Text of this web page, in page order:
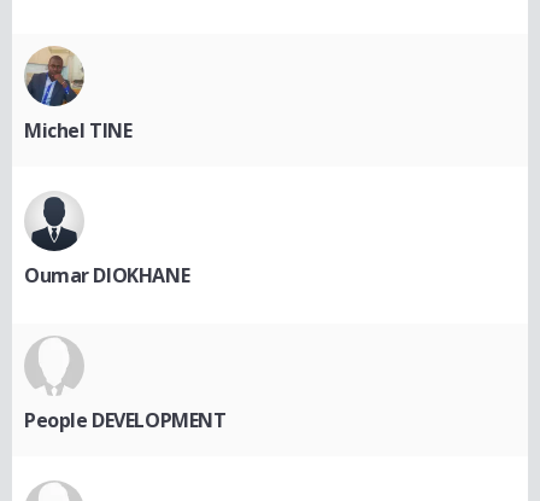
Michel TINE
Oumar DIOKHANE
People DEVELOPMENT